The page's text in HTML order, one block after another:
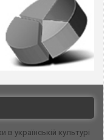
в українській культурі